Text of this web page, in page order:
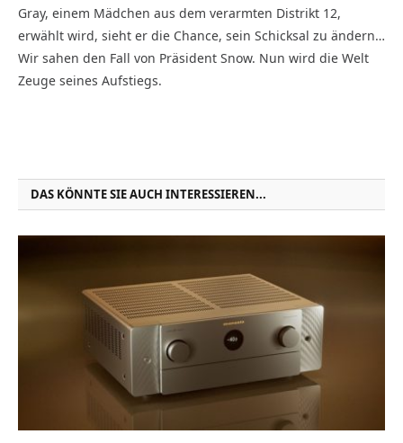
Gray, einem Mädchen aus dem verarmten Distrikt 12,
erwählt wird, sieht er die Chance, sein Schicksal zu ändern…
Wir sahen den Fall von Präsident Snow. Nun wird die Welt
Zeuge seines Aufstiegs.
DAS KÖNNTE SIE AUCH INTERESSIEREN...